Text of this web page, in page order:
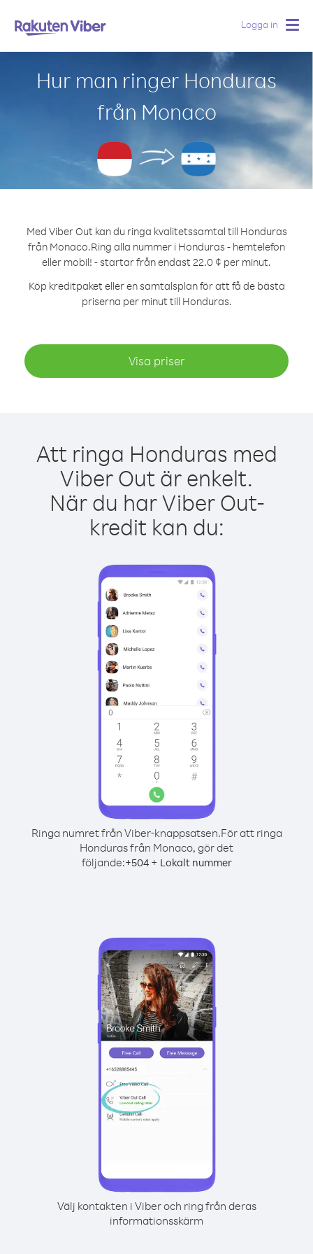
Logga in
Hur man ringer Honduras
från Monaco
Med Viber Out kan du ringa kvalitetssamtal till Honduras
från Monaco.Ring alla nummer i Honduras - hemtelefon
eller mobil! - startar från endast 22.0 ¢ per minut.
Köp kreditpaket eller en samtalsplan för att få de bästa
priserna per minut till Honduras.
Visa priser
Att ringa Honduras med
Viber Out är enkelt.
När du har Viber Out-
kredit kan du:
Ringa numret från Viber-knappsatsen.För att ringa
Honduras från Monaco, gör det
följande:+504+ Lokalt nummer
Välj kontakten i Viber och ring från deras
informationsskärm